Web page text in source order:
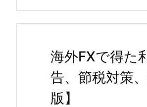
海外FXで得た
告、節税対策
版】